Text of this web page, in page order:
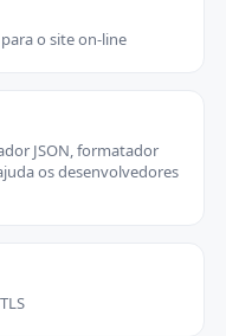
o site on-line
JSON, formatador
os desenvolvedores